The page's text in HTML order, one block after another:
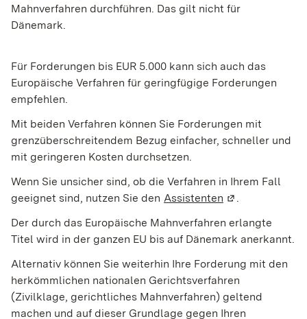
Mahnverfahren durchführen. Das gilt nicht für
Dänemark.
Für Forderungen bis EUR 5.000 kann sich auch das
Europäische Verfahren für geringfügige Forderungen
empfehlen.
Mit beiden Verfahren können Sie Forderungen mit
grenzüberschreitendem Bezug einfacher, schneller und
mit geringeren Kosten durchsetzen.
Wenn Sie unsicher sind, ob die Verfahren in Ihrem Fall
geeignet sind, nutzen Sie den Assistenten (Wird in einem
.
Der durch das Europäische Mahnverfahren erlangte
Titel wird in der ganzen EU bis auf Dänemark anerkannt.
Alternativ können Sie weiterhin Ihre Forderung mit den
herkömmlichen nationalen Gerichtsverfahren
(Zivilklage, gerichtliches Mahnverfahren) geltend
machen und auf dieser Grundlage gegen Ihren